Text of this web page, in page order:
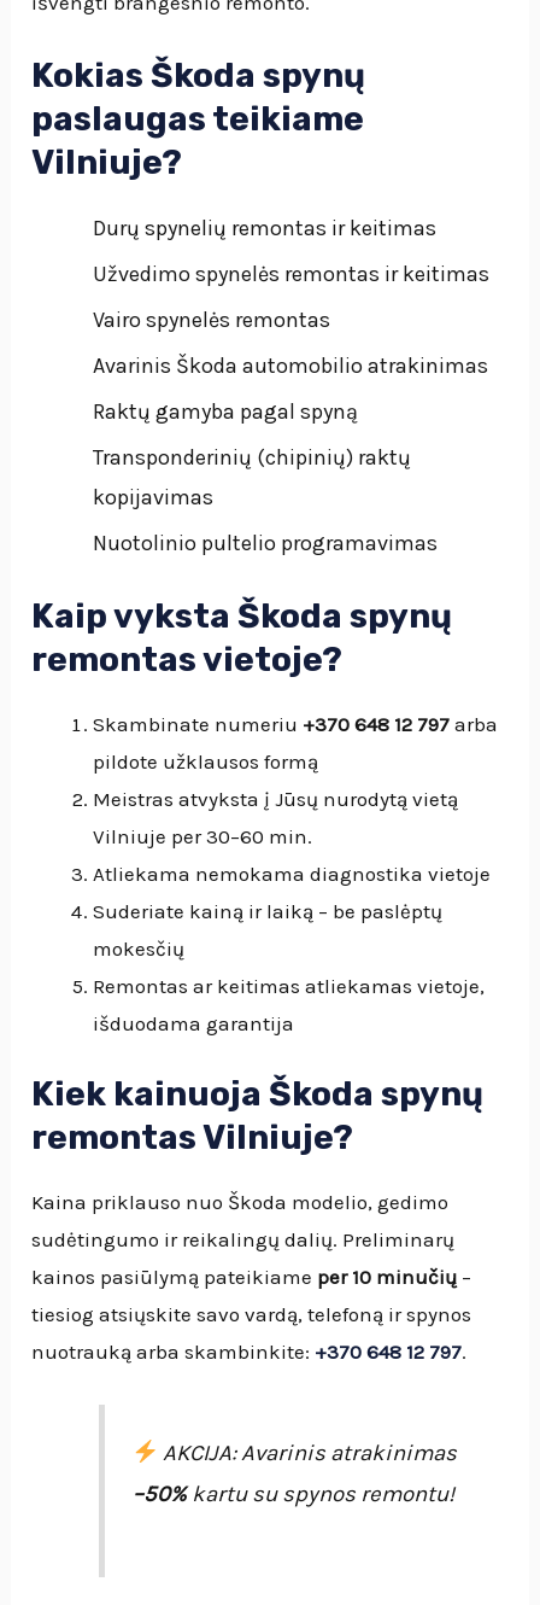
Kokias Škoda spynų
paslaugas teikiame
Vilniuje?
Durų spynelių remontas ir keitimas
Užvedimo spynelės remontas ir keitimas
Vairo spynelės remontas
Avarinis Škoda automobilio atrakinimas
Raktų gamyba pagal spyną
Transponderinių (chipinių) raktų
kopijavimas
Nuotolinio pultelio programavimas
Kaip vyksta Škoda spynų
remontas vietoje?
Skambinate numeriu +370 648 12 797 arba
pildote užklausos formą
Meistras atvyksta į Jūsų nurodytą vietą
Vilniuje per 30–60 min.
Atliekama nemokama diagnostika vietoje
Suderiate kainą ir laiką – be paslėptų
mokesčių
Remontas ar keitimas atliekamas vietoje,
išduodama garantija
Kiek kainuoja Škoda spynų
remontas Vilniuje?
Kaina priklauso nuo Škoda modelio, gedimo
sudėtingumo ir reikalingų dalių. Preliminarų
kainos pasiūlymą pateikiame per 10 minučių –
tiesiog atsiųskite savo vardą, telefoną ir spynos
nuotrauką arba skambinkite: +370 648 12 797.
AKCIJA: Avarinis atrakinimas
–50%kartu su spynos remontu!